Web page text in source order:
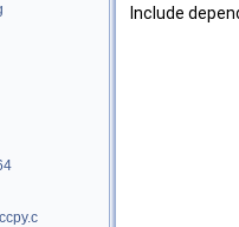
Include